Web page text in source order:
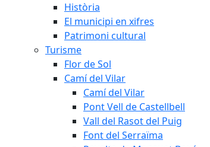
Història
El municipi en xifres
Patrimoni cultural
Turisme
Flor de Sol
Camí del Vilar
Camí del Vilar
Pont Vell de Castellbell
Vall del Rasot del Puig
Font del Serraïma